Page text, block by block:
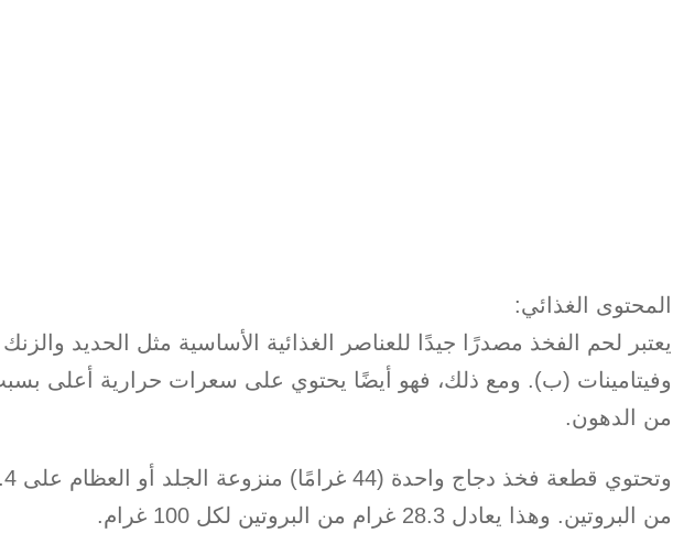
المحتوى الغذائي:
يعتبر لحم الفخذ مصدرًا جيدًا للعناصر الغذائية الأساسية مثل الحديد والزنك
وفيتامينات (ب). ومع ذلك، فهو أيضًا يحتوي على سعرات حرارية أعلى
من الدهون.
من البروتين. وهذا يعادل 28.3 غرام من البروتين لكل 100 غرام.